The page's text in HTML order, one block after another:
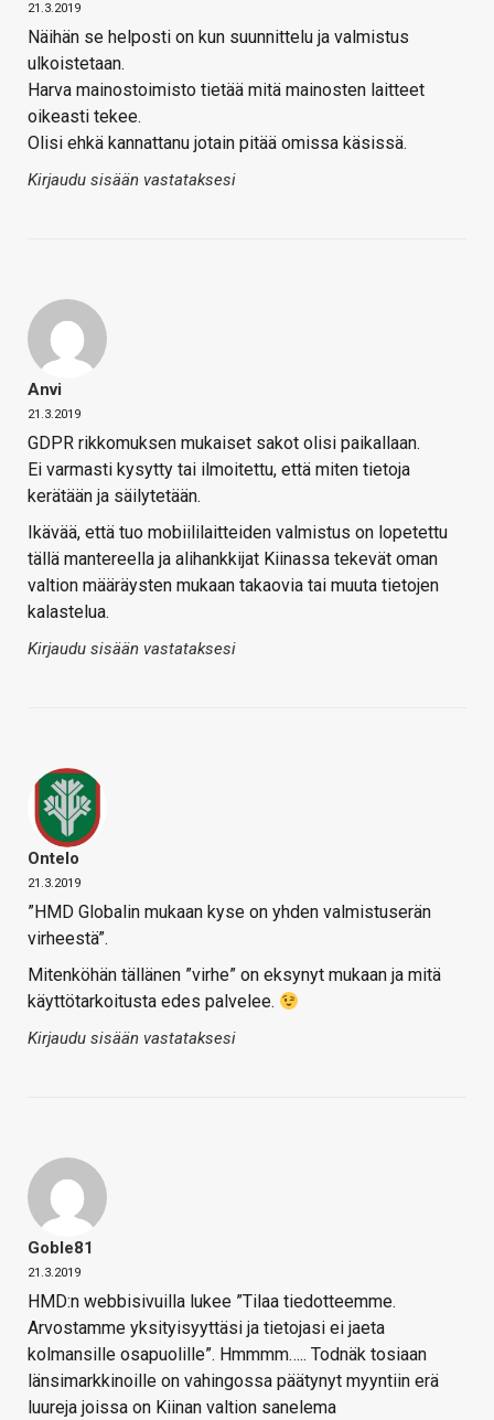
21.3.2019
Näihän se helposti on kun suunnittelu ja valmistus
ulkoistetaan.
Harva mainostoimisto tietää mitä mainosten laitteet
oikeasti tekee.
Olisi ehkä kannattanu jotain pitää omissa käsissä.
Kirjaudu sisään vastataksesi
Anvi
21.3.2019
GDPR rikkomuksen mukaiset sakot olisi paikallaan.
Ei varmasti kysytty tai ilmoitettu, että miten tietoja
kerätään ja säilytetään.
Ikävää, että tuo mobiililaitteiden valmistus on lopetettu
tällä mantereella ja alihankkijat Kiinassa tekevät oman
valtion määräysten mukaan takaovia tai muuta tietojen
kalastelua.
Kirjaudu sisään vastataksesi
Ontelo
21.3.2019
”HMD Globalin mukaan kyse on yhden valmistuserän
virheestä”.
Mitenköhän tällänen ”virhe” on eksynyt mukaan ja mitä
käyttötarkoitusta edes palvelee.
Kirjaudu sisään vastataksesi
Goble81
21.3.2019
HMD:n webbisivuilla lukee ”Tilaa tiedotteemme.
Arvostamme yksityisyyttäsi ja tietojasi ei jaeta
kolmansille osapuolille”. Hmmmm….. Todnäk tosiaan
länsimarkkinoille on vahingossa päätynyt myyntiin erä
luureja joissa on Kiinan valtion sanelema